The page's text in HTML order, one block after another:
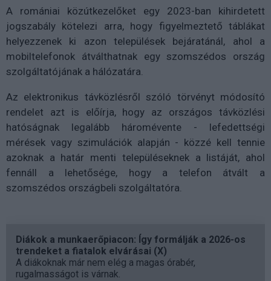
A romániai közútkezelőket egy 2023-ban kihirdetett
jogszabály kötelezi arra, hogy figyelmeztető táblákat
helyezzenek ki azon települések bejáratánál, ahol a
mobiltelefonok átválthatnak egy szomszédos ország
szolgáltatójának a hálózatára.
Az elektronikus távközlésről szóló törvényt módosító
rendelet azt is előírja, hogy az országos távközlési
hatóságnak legalább háromévente - lefedettségi
mérések vagy szimulációk alapján - közzé kell tennie
azoknak a határ menti településeknek a listáját, ahol
fennáll a lehetősége, hogy a telefon átvált a
szomszédos országbeli szolgáltatóra.
Diákok a munkaerőpiacon: Így formálják a 2026-os
trendeket a fiatalok elvárásai (X)
A diákoknak már nem elég a magas órabér,
rugalmasságot is várnak.